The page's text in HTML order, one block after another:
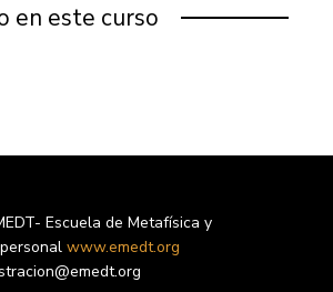
en este curso
Escuela de Metafísica y
www.emedt.org